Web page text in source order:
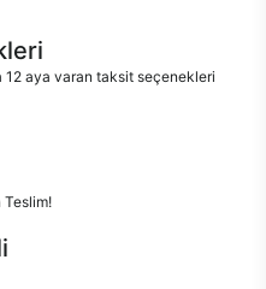
12 aya varan taksit seçenekleri
Teslim!